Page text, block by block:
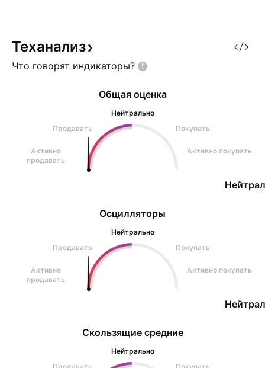
движением вверх. На дневном
месяцев 2025
Теханализ
Что говорят индикаторы?
Осцилляторы
Нейтрально
Продавать
Покупать
Активно
продавать
Активно покупать
Общая оценка
Нейтрально
Продавать
Покупать
Активно
продавать
Активно покупать
Скользящие средние
Нейтрально